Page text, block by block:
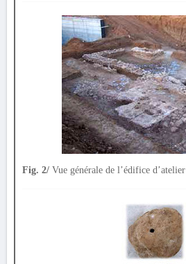
Fig. 2/ Vue générale de l’édifice d’atelier